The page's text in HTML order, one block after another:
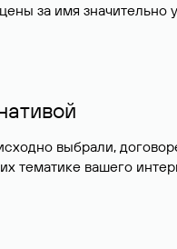
за имя
выбрали,
тематике вашего